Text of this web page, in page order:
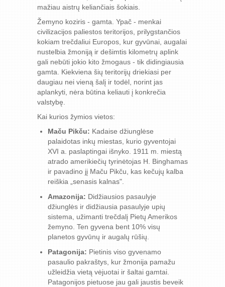
mažiau aistrų keliančiais šokiais.
Žemyno koziris - gamta. Ypač - menkai
civilizacijos paliestos teritorijos, prilygstančios
kokiam trečdaliui Europos, kur gyvūnai, augalai
nustelbia žmoniją ir dešimtis kilometrų aplink
gali nebūti jokio kito žmogaus - tik didingiausia
gamta. Kiekviena šių teritorijų driekiasi per
daugiau nei vieną šalį ir todėl, norint jas
aplankyti, nėra būtina keliauti į konkrečia
valstybę.
Kai kurios žymios vietos:
Maču Pikču: Kadaise džiunglėse
palaidotas inkų miestas, kurio gyventojai
XVI a. paslaptingai išnyko. 1911 m. miestą
atrado amerikiečių tyrinėtojas H. Binghamas
ir pavadino jį Maču Pikču, kas kečujų kalba
reiškia „senasis kalnas".
Amazonija: Didžiausios pasaulyje
džiunglės ir didžiausia pasaulyje upių
sistema, užimanti trečdalį Pietų Amerikos
žemyno. Ten gyvena bent 10% visų
planetos gyvūnų ir augalų rūšių.
Patagonija: Pietinis viso gyvenamo
pasaulio pakraštys, kur žmonija pamažu
užleidžia vietą vėjuotai ir šaltai gamtai.
Patagonijos pietuose jau gali jaustis beveik